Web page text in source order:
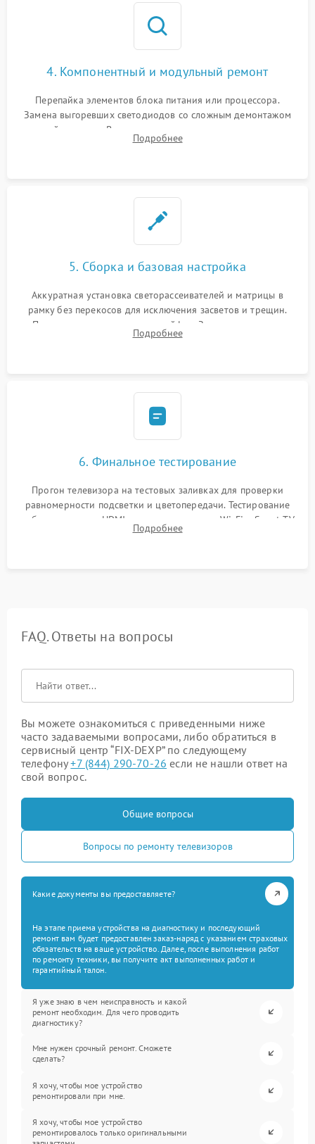
4. Компонентный и модульный ремонт
Перепайка элементов блока питания или процессора.
Замена выгоревших светодиодов со сложным демонтажом
хрупкой матрицы. Восстановление поврежденных дорожек,
прошивка микросхем памяти EEPROM
Подробнее
5. Сборка и базовая настройка
Аккуратная установка светорассеивателей и матрицы в
рамку без перекосов для исключения засветов и трещин.
Подключение внутренних шлейфов. Закрытие корпуса.
Сброс настроек и обновление программного обеспечения.
Подробнее
6. Финальное тестирование
Прогон телевизора на тестовых заливках для проверки
равномерности подсветки и цветопередачи. Тестирование
работы разъемов HDMI, динамиков, модуля Wi-Fi и Smart TV
в рабочем режиме в течение нескольких часов.
Подробнее
FAQ. Ответы на вопросы
Вы можете ознакомиться с приведенными ниже
часто задаваемыми вопросами, либо обратиться в
сервисный центр “FIX-DEXP” по следующему
телефону+7 (844) 290-70-26 если не нашли ответ на
свой вопрос.
Общие вопросы
Вопросы по ремонту телевизоров
Какие документы вы предоставляете?
На этапе приема устройства на диагностику и последующий
ремонт вам будет предоставлен заказ-наряд с указанием страховых
обязательств на ваше устройство. Далее, после выполнения работ
по ремонту техники, вы получите акт выполненных работ и
гарантийный талон.
Я уже знаю в чем неисправность и какой
ремонт необходим. Для чего проводить
диагностику?
Мне нужен срочный ремонт. Сможете
сделать?
Я хочу, чтобы мое устройство
ремонтировали при мне.
Я хочу, чтобы мое устройство
ремонтировалось только оригинальными